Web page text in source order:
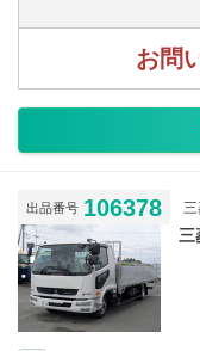
お問
出品番号 106378
三